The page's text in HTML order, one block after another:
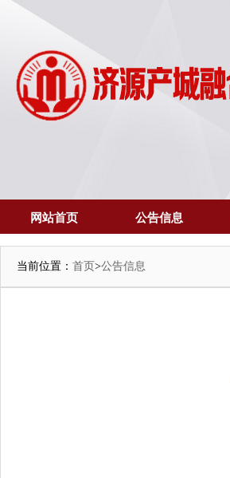
网站首页 公告信息
当前位置： 首页 >公告信息